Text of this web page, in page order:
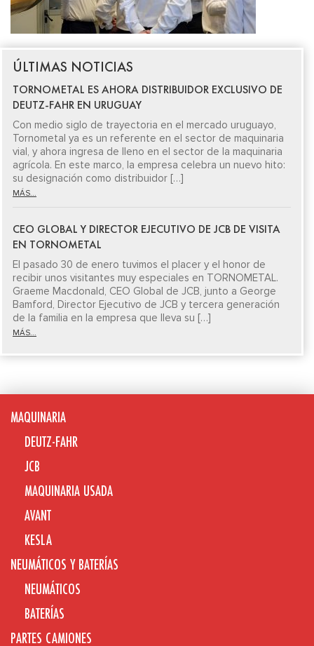
ÚLTIMAS NOTICIAS
TORNOMETAL ES AHORA DISTRIBUIDOR EXCLUSIVO DE
DEUTZ-FAHR EN URUGUAY
Con medio siglo de trayectoria en el mercado uruguayo,
Tornometal ya es un referente en el sector de maquinaria
vial, y ahora ingresa de lleno en el sector de la maquinaria
agrícola. En este marco, la empresa celebra un nuevo hito:
su designación como distribuidor […]
MÁS...
CEO GLOBAL Y DIRECTOR EJECUTIVO DE JCB DE VISITA
EN TORNOMETAL
El pasado 30 de enero tuvimos el placer y el honor de
recibir unos visitantes muy especiales en TORNOMETAL.
Graeme Macdonald, CEO Global de JCB, junto a George
Bamford, Director Ejecutivo de JCB y tercera generación
de la familia en la empresa que lleva su […]
MÁS...
MAQUINARIA
DEUTZ-FAHR
JCB
MAQUINARIA USADA
AVANT
KESLA
NEUMÁTICOS Y BATERÍAS
NEUMÁTICOS
BATERÍAS
PARTES CAMIONES